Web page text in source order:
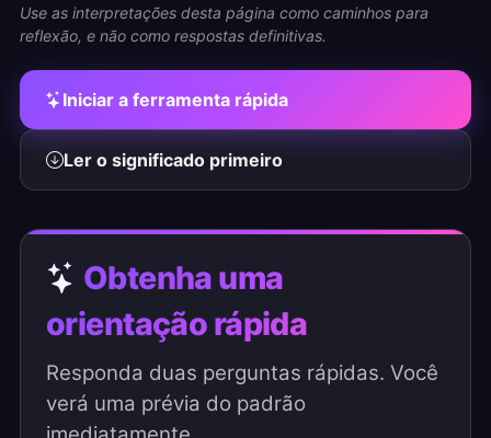
Use as interpretações desta página como caminhos para
reflexão, e não como respostas definitivas.
Iniciar a ferramenta rápida
Ler o significado primeiro
Obtenha uma
orientação rápida
Responda duas perguntas rápidas. Você
verá uma prévia do padrão